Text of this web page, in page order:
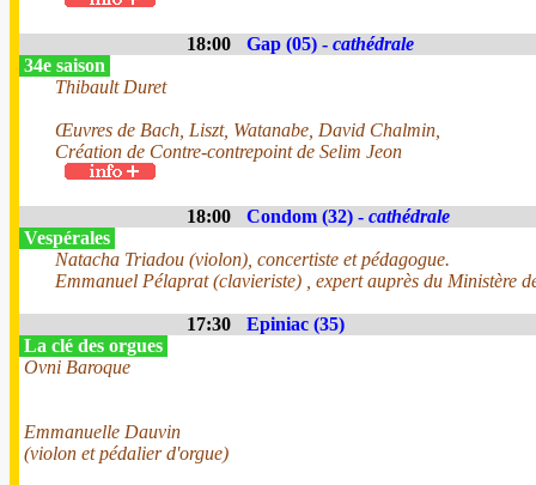
18:00 Gap (05) - cathédrale
34e saison
Thibault Duret
Œuvres de Bach, Liszt, Watanabe, David Chalmin,
Création de Contre-contrepoint de Selim Jeon
18:00 Condom (32) - cathédrale
Vespérales
Natacha Triadou (violon), concertiste et pédagogue.
Emmanuel Pélaprat (clavieriste) , expert auprès du Ministère
17:30
Epiniac (35)
La clé des orgues
Ovni Baroque
Emmanuelle Dauvin
(violon et pédalier d'orgue)